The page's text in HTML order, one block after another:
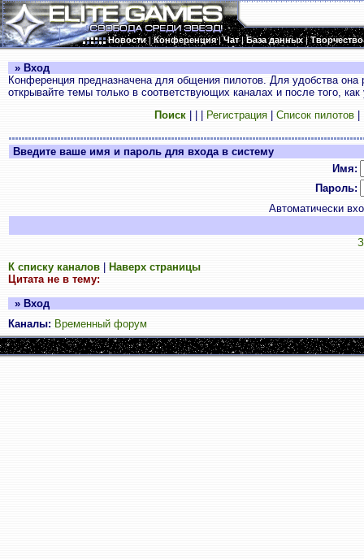
Новости|Конференция|Чат|База данных|Творчество
» Вход
Конференция предназначена для общения пилотов. Для удобства
открывайте темы только в соответствующих каналах и после того,
Поиск
Регистрация Список пилотов
Введите ваше имя и пароль для входа в систему
Имя:
Пароль:
Автоматически
К списку каналов
Наверх страницы
Цитата не в тему:
» Вход
Каналы: Временный форум